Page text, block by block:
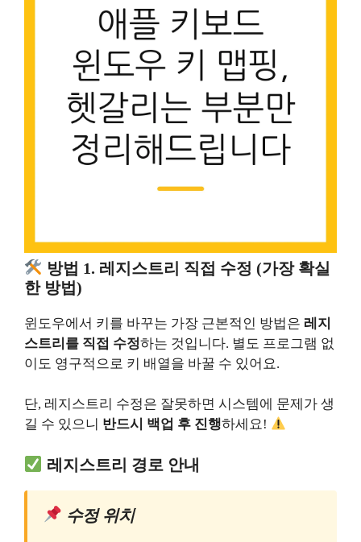
방법 1. 레지스트리 직접 수정 (가장 확실
한 방법)
윈도우에서 키를 바꾸는 가장 근본적인 방법은 레지
스트리를 직접 수정하는 것입니다. 별도 프로그램 없
이도 영구적으로 키 배열을 바꿀 수 있어요.
단, 레지스트리 수정은 잘못하면 시스템에 문제가 생
길 수 있으니 반드시 백업 후 진행하세요!
레지스트리 경로 안내
수정 위치